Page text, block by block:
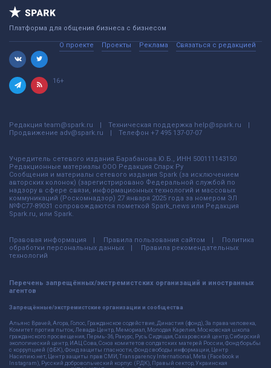
Платформа для общения бизнеса с бизнесом
О проекте Проекты Реклама Связаться с редакцией
16+
Редакция team@spark.ru Техническая поддержка help@spark.ru
Продвижение adv@spark.ru Телефон +7 495 137-07-07
Учредитель сетевого издания Барабанова.Ю.Б., ИНН 500111143150
Редакционные материалы ООО Редакция Спарк Ру
Сообщения и материалы сетевого издания Spark (за исключением
авторских колонок) (зарегистрировано Федеральной службой по
надзору в сфере связи, информационных технологий и массовых
коммуникаций (Роскомнадзор) 27 января 2025 года за номером ЭЛ
№ФС77-89031 сопровождаются пометкой Spark_news или Редакция
Spark.ru, или Spark.
Правовая информация Правила пользования сайтом
Политика
обработки персональных данных
Правила рекомендательных
технологий
Перечень запрещённых/экстремистских организаций и иностранных
агентов
Запрещённые/экстремистские организации и сообщества
Альянс Врачей, Агора, Голос, Гражданское содействие, Династия (фонд), За права человека,
Комитет против пыток, Левада-Центр, Мемориал, Молодая Карелия, Московская школа
гражданского просвещения, Пермь-36, Ракурс, Русь Сидящая, Сахаровский центр, Сибирский
экологический центр, ИАЦ Сова, Союз комитетов солдатских матерей России, Фонд борьбы
с коррупцией (ФБК), Фонд защиты гласности, Фонд свободы информации, Центр
Насилию.нет, Центр защиты прав СМИ, Transparency International, Meta (Facebook и
Instagram), Русский добровольческий корпус (РДК), Правый сектор, Украинская